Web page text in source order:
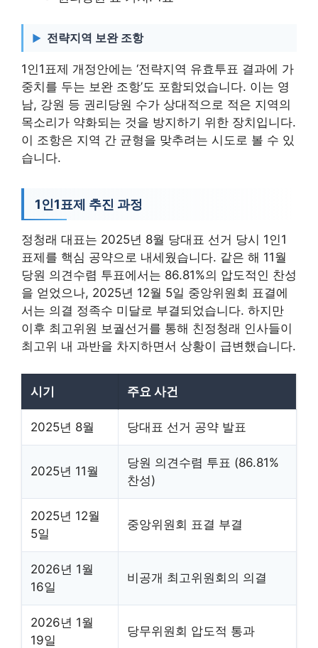
전략지역 보완 조항
1인1표제 개정안에는 ‘전략지역 유효투표 결과에 가
중치를 두는 보완 조항’도 포함되었습니다. 이는 영
남, 강원 등 권리당원 수가 상대적으로 적은 지역의
목소리가 약화되는 것을 방지하기 위한 장치입니다.
이 조항은 지역 간 균형을 맞추려는 시도로 볼 수 있
습니다.
1인1표제 추진 과정
정청래 대표는 2025년 8월 당대표 선거 당시 1인1
표제를 핵심 공약으로 내세웠습니다. 같은 해 11월
당원 의견수렴 투표에서는 86.81%의 압도적인 찬성
을 얻었으나, 2025년 12월 5일 중앙위원회 표결에
서는 의결 정족수 미달로 부결되었습니다. 하지만
이후 최고위원 보궐선거를 통해 친정청래 인사들이
최고위 내 과반을 차지하면서 상황이 급변했습니다.
시기 주요 사건
2025년 8월 당대표 선거 공약 발표
2025년 11월
당원 의견수렴 투표 (86.81%
찬성)
2025년 12월
5일
중앙위원회 표결 부결
2026년 1월
16일
비공개 최고위원회의 의결
2026년 1월
19일
당무위원회 압도적 통과